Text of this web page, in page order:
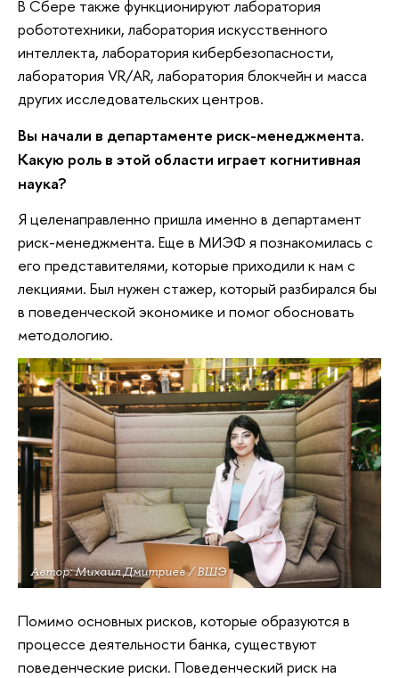
В Сбере также функционируют лаборатория
робототехники, лаборатория искусственного
интеллекта, лаборатория кибербезопасности,
лаборатория VR/AR, лаборатория блокчейн и масса
других исследовательских центров.
Вы начали в департаменте риск-менеджмента.
Какую роль в этой области играет когнитивная
наука?
Я целенаправленно пришла именно в департамент
риск-менеджмента. Еще в МИЭФ я познакомилась с
его представителями, которые приходили к нам с
лекциями. Был нужен стажер, который разбирался бы
в поведенческой экономике и помог обосновать
методологию.
Автор: Михаил Дмитриев / ВШЭ
Помимо основных рисков, которые образуются в
процессе деятельности банка, существуют
поведенческие риски. Поведенческий риск на